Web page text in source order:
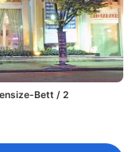
Bett / 2